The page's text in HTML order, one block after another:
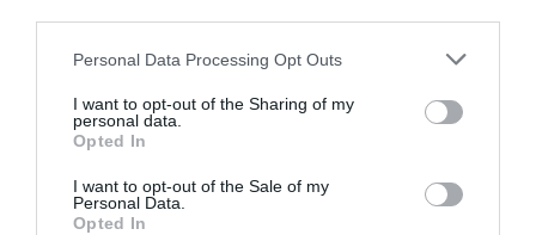
Personal Data Processing Opt Outs
I want to opt-out of the Sharing of my
personal data.
Opted In
I want to opt-out of the Sale of my
Personal Data.
Opted In